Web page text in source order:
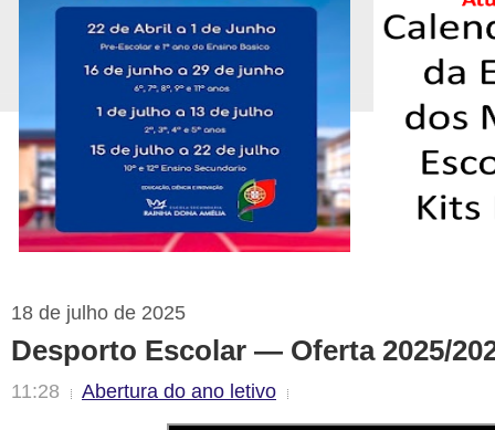
18 de julho de 2025
Desporto Escolar — Oferta 2025/
11:28 Abertura do ano letivo